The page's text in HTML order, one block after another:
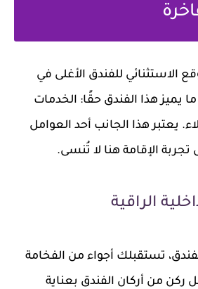
الاستثنائي للفندق الأغلى في
ما يميز هذا الفندق حقًا: الخدمات
يعتبر هذا الجانب أحد العوامل
الإقامة هنا لا تُنسى.
الراقية
تستقبلك أجواء من الفخامة
ركن من أركان الفندق بعناية